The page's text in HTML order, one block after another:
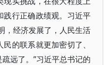
践行正确政绩观。习近平
，经济发展了，人民生活
的联系就更加密切了、
远了。”习近平总书记的